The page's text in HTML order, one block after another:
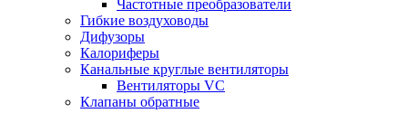
Частотные преобразователи
Гибкие воздуховоды
Дифузоры
Калориферы
Канальные круглые вентиляторы
Вентиляторы VC
Клапаны обратные